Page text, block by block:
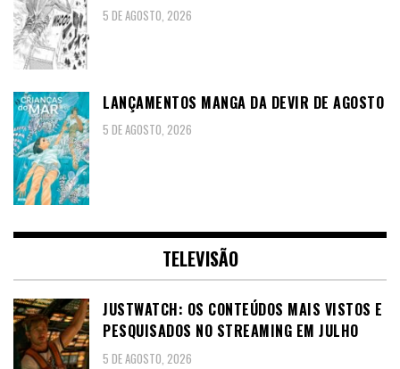
5 DE AGOSTO, 2026
LANÇAMENTOS MANGA DA DEVIR DE AGOSTO
5 DE AGOSTO, 2026
TELEVISÃO
JUSTWATCH: OS CONTEÚDOS MAIS VISTOS E
PESQUISADOS NO STREAMING EM JULHO
5 DE AGOSTO, 2026